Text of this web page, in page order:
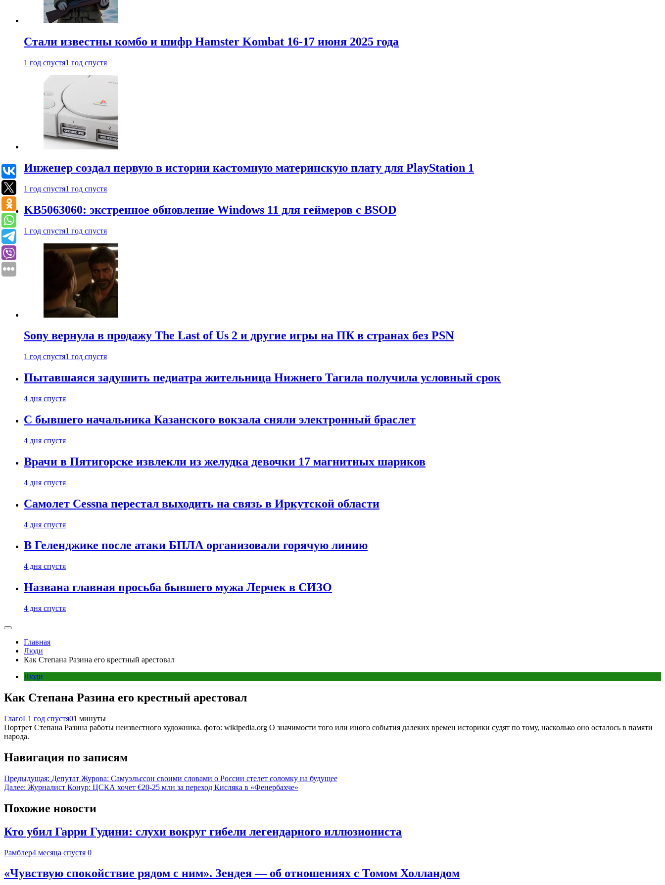
Стали известны комбо и шифр Hamster Kombat 16-17 июня 2025 года
1 год спустя1 год спустя
Инженер создал первую в истории кастомную материнскую плату для PlayStation 1
1 год спустя1 год спустя
KB5063060: экстренное обновление Windows 11 для геймеров с BSOD
1 год спустя1 год спустя
Sony вернула в продажу The Last of Us 2 и другие игры на ПК в странах без PSN
1 год спустя1 год спустя
Пытавшаяся задушить педиатра жительница Нижнего Тагила получила условный срок
4 дня спустя
С бывшего начальника Казанского вокзала сняли электронный браслет
4 дня спустя
Врачи в Пятигорске извлекли из желудка девочки 17 магнитных шариков
4 дня спустя
Самолет Cessna перестал выходить на связь в Иркутской области
4 дня спустя
В Геленджике после атаки БПЛА организовали горячую линию
4 дня спустя
Названа главная просьба бывшего мужа Лерчек в СИЗО
4 дня спустя
Главная
Люди
Как Степана Разина его крестный арестовал
Люди
Как Степана Разина его крестный арестовал
ГлагоL1 год спустя01 минуты
Портрет Степана Разина работы неизвестного художника. фото: wikipedia.org О значимости того или иного события далеких времен историки судят по тому, насколько оно осталось в памяти
народа.
Навигация по записям
Предыдущая: Депутат Журова: Самуэльссон своими словами о России стелет соломку на будущее
Далее: Журналист Конур: ЦСКА хочет €20-25 млн за переход Кисляка в «Фенербахче»
Похожие новости
Кто убил Гарри Гудини: слухи вокруг гибели легендарного иллюзиониста
Рамблер4 месяца спустя 0
«Чувствую спокойствие рядом с ним». Зендея — об отношениях с Томом Холландом